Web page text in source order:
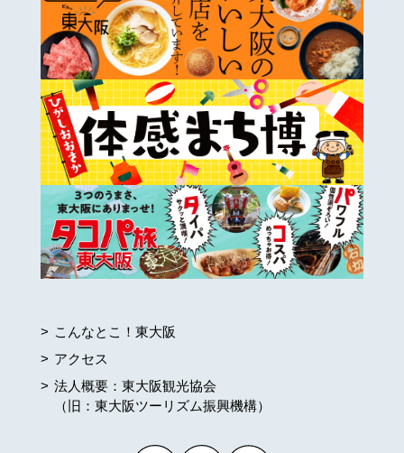
こんなとこ！東大阪
アクセス
法人概要：東大阪観光協会
（旧：東大阪ツーリズム振興機構）